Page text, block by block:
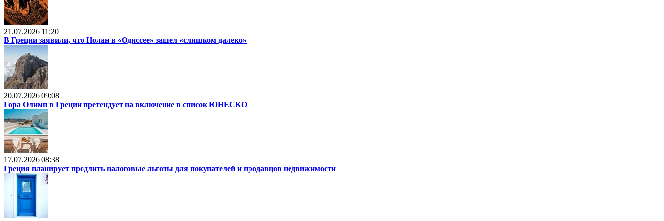
21.07.2026 11:20
В Греции заявили, что Нолан в «Одиссее» зашел «слишком далеко»
20.07.2026 09:08
Гора Олимп в Греции претендует на включение в список ЮНЕСКО
17.07.2026 08:38
Греция планирует продлить налоговые льготы для покупателей и продавцов недвижимости